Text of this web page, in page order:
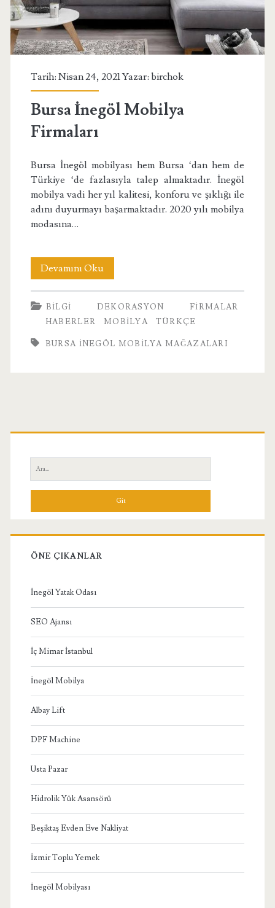
Tarih: Nisan 24, 2021 Yazar: birchok
Bursa İnegöl Mobilya
Firmaları
Bursa İnegöl mobilyası hem Bursa ‘dan hem de
Türkiye ‘de fazlasıyla talep almaktadır. İnegöl
mobilya vadi her yıl kalitesi, konforu ve şıklığı ile
adını duyurmayı başarmaktadır. 2020 yılı mobilya
modasına…
Devamını Oku
İnegöl
Mobilya
BILGI DEKORASYON
FIRMALAR
HABERLER
MOBILYA TÜRKÇE
BURSA İNEGÖL MOBILYA MAĞAZALARI
Birincil
Yan
Menü
Ara:
ÖNE ÇIKANLAR
İnegöl Yatak Odası
SEO Ajansı
İç Mimar İstanbul
İnegöl Mobilya
Albay Lift
DPF Machine
Usta Pazar
Hidrolik Yük Asansörü
Beşiktaş Evden Eve Nakliyat
İzmir Toplu Yemek
İnegöl Mobilyası